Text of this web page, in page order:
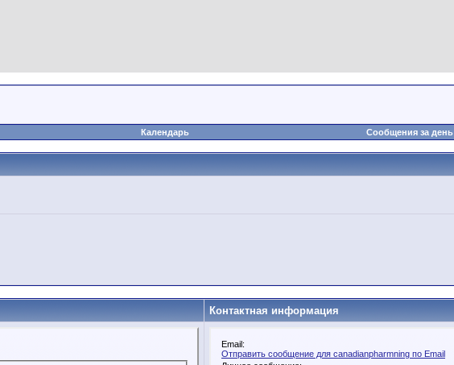
Календарь Сообщения за день
Контактная информация
Email:
Отправить сообщение для canadianpharmning по Email